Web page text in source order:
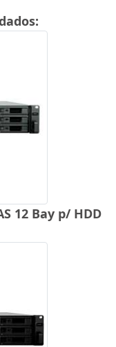
12 Bay p/ HDD